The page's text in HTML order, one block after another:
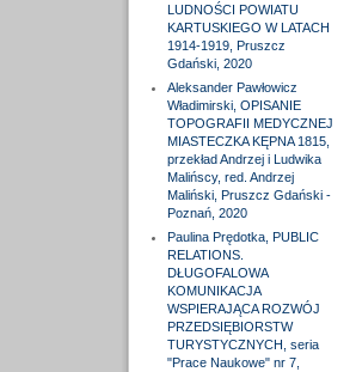
LUDNOŚCI POWIATU
KARTUSKIEGO W LATACH
1914-1919, Pruszcz
Gdański, 2020
Aleksander Pawłowicz
Władimirski, OPISANIE
TOPOGRAFII MEDYCZNEJ
MIASTECZKA KĘPNA 1815,
przekład Andrzej i Ludwika
Malińscy, red. Andrzej
Maliński, Pruszcz Gdański -
Poznań, 2020
Paulina Prędotka, PUBLIC
RELATIONS.
DŁUGOFALOWA
KOMUNIKACJA
WSPIERAJĄCA ROZWÓJ
PRZEDSIĘBIORSTW
TURYSTYCZNYCH, seria
"Prace Naukowe" nr 7,